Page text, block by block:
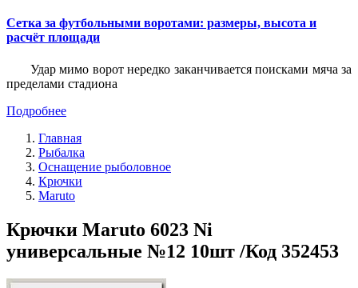
Сетка за футбольными воротами: размеры, высота и
расчёт площади
Удар мимо ворот нередко заканчивается поисками мяча за
пределами стадиона
Подробнее
Главная
Рыбалка
Оснащение рыболовное
Крючки
Maruto
Крючки Maruto 6023 Ni
универсальные №12 10шт /Код 352453